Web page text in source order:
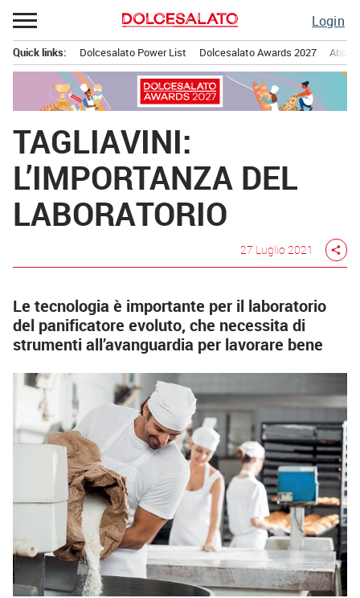
Passa
al
contenuto
Login
principale
Quick links: Dolcesalato Power List Dolcesalato Awards 2027
TAGLIAVINI:
L’IMPORTANZA DEL
LABORATORIO
27 Luglio 2021 share
Le tecnologia è importante per il laboratorio
del panificatore evoluto, che necessita di
strumenti all’avanguardia per lavorare bene